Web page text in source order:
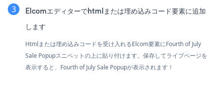
Elcomエディターでhtmlまたは埋め込みコード要素に追加
します
Htmlまたは埋め込みコードを受け入れるElcom要素にFourth of July
Sale Popupスニペットの上に貼り付けます。保存してライブページを
表示すると、Fourth of July Sale Popupが表示されます！